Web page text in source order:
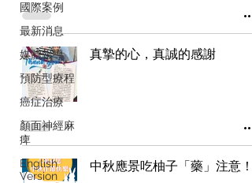
國際案例
最新消息
媒體報導
預防型療程
癌症治療
顏面神經麻
痺
English
Version
真摯的心，真誠的感謝
中秋應景吃柚子「藥」注意！